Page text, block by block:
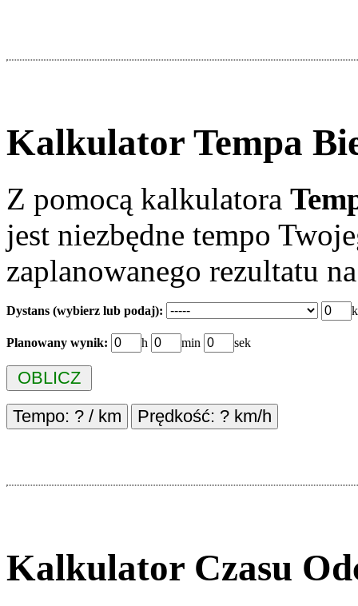
Kalkulator Tempa
Z pomocą kalkulatora
jest niezbędne tempo
zaplanowanego rezultatu
Dystans (wybierz lub podaj):
Planowany wynik: h min sek
Kalkulator Czasu